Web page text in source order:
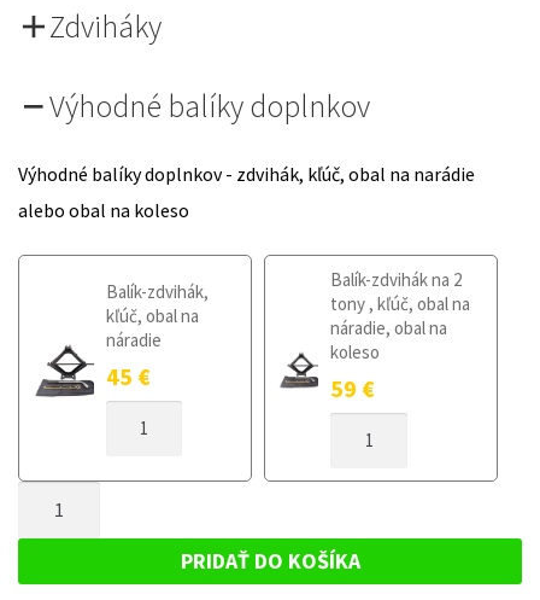
Zdviháky
Výhodné balíky doplnkov
Výhodné balíky doplnkov - zdvihák, kľúč, obal na narádie
alebo obal na koleso
Balík-zdvihák,
kľúč, obal na
náradie
45 €
DOJAZDOVÉ
FIAT
III
2012
Balík-zdvihák na 2
tony , kľúč, obal na
náradie, obal na
koleso
59 €
DOJAZDOVÉ
III
OD
FIAT
PRIDAŤ DO KOŠÍKA